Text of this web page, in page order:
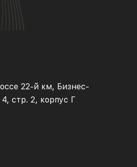
22-й км, Бизнес-
стр. 2, корпус Г